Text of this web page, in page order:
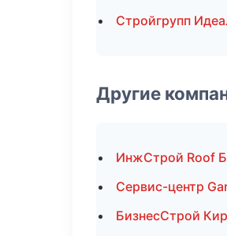
Стройгрупп
Другие
ИнжСтрой Roof
Сервис-центр
БизнесСтрой